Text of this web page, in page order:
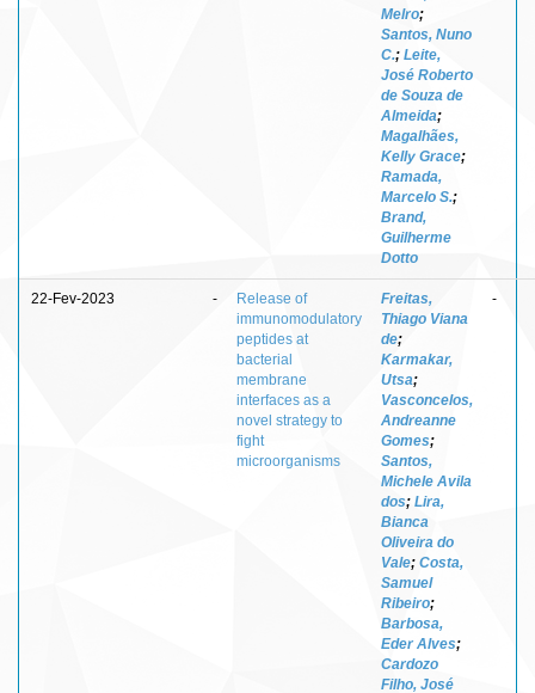
Melro;
Santos, Nuno
C.; Leite,
José Roberto
de Souza de
Almeida;
Magalhães,
Kelly Grace;
Ramada,
Marcelo S.;
Brand,
Guilherme
Dotto
22-Fev-2023 -
Release of
immunomodulatory
peptides at
bacterial
membrane
interfaces as a
novel strategy to
fight
microorganisms
Freitas,
Thiago Viana
de;
Karmakar,
Utsa;
Vasconcelos,
Andreanne
Gomes;
Santos,
Michele Avila
dos; Lira,
Bianca
Oliveira do
Vale; Costa,
Samuel
Ribeiro;
Barbosa,
Eder Alves;
Cardozo
Filho, José
-